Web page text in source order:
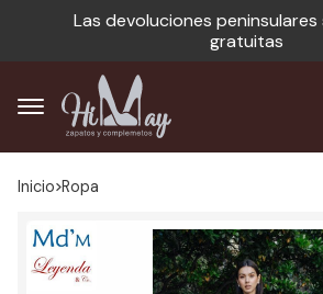
Las devoluciones peninsulares
gratuitas
Inicio ropa